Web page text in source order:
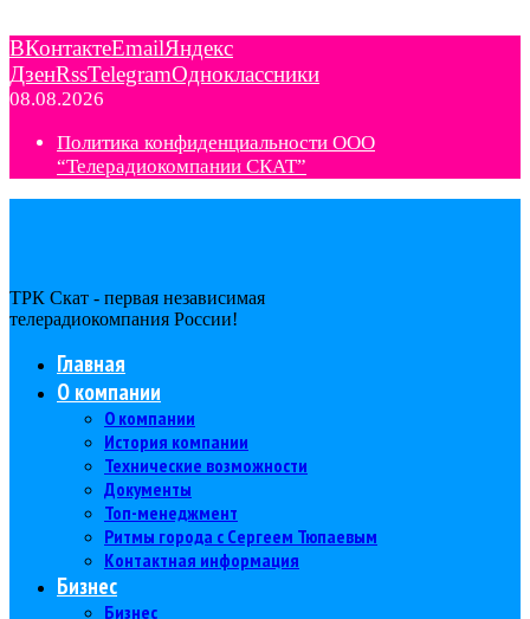
ВКонтактеEmailЯндекс
ДзенRssTelegramОдноклассники
08.08.2026
Политика конфиденциальности ООО
“Телерадиокомпании СКАТ”
ТРК Скат - первая независимая
телерадиокомпания Роcсии!
Главная
О компании
О компании
История компании
Технические возможности
Документы
Топ-менеджмент
Ритмы города с Сергеем Тюпаевым
Контактная информация
Бизнес
Бизнес